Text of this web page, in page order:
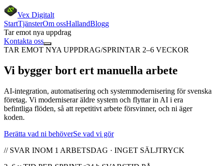
Vex Digitalt
StartTjänsterOm ossHallandBlogg
Tar emot nya uppdrag
Kontakta oss
TAR EMOT NYA UPPDRAG/SPRINTAR 2–6 VECKOR
Vi bygger bort ert manuella arbete
AI-integration, automatisering och systemmodernisering för svenska
företag. Vi moderniserar äldre system och flyttar in AI i era
befintliga flöden, så att repetitivt arbete försvinner, och ni äger
koden.
Berätta vad ni behöverSe vad vi gör
// SVAR INOM 1 ARBETSDAG · INGET SÄLJTRYCK